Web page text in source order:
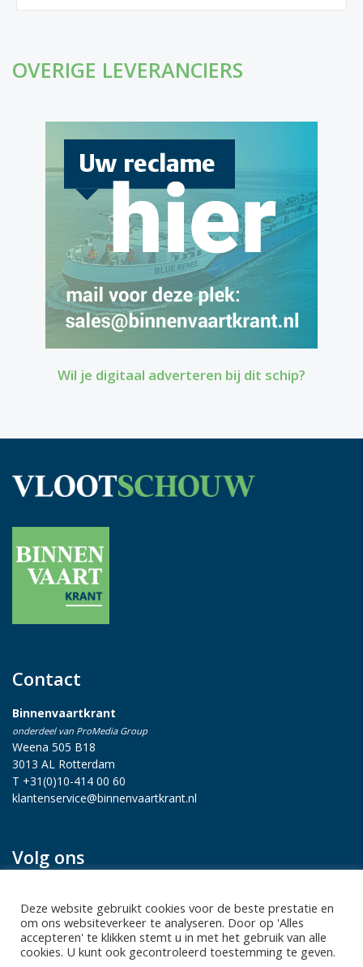
OVERIGE LEVERANCIERS
Wil je digitaal adverteren bij dit schip?
Contact
Binnenvaartkrant
onderdeel van ProMedia Group
Weena 505 B18
3013 AL Rotterdam
T +31(0)10-414 00 60
klantenservice@binnenvaartkrant.nl
Volg ons
Deze website gebruikt cookies voor de beste prestatie en
om ons websiteverkeer te analyseren. Door op 'Alles
accepteren' te klikken stemt u in met het gebruik van alle
cookies. U kunt ook gecontroleerd toestemming te geven.